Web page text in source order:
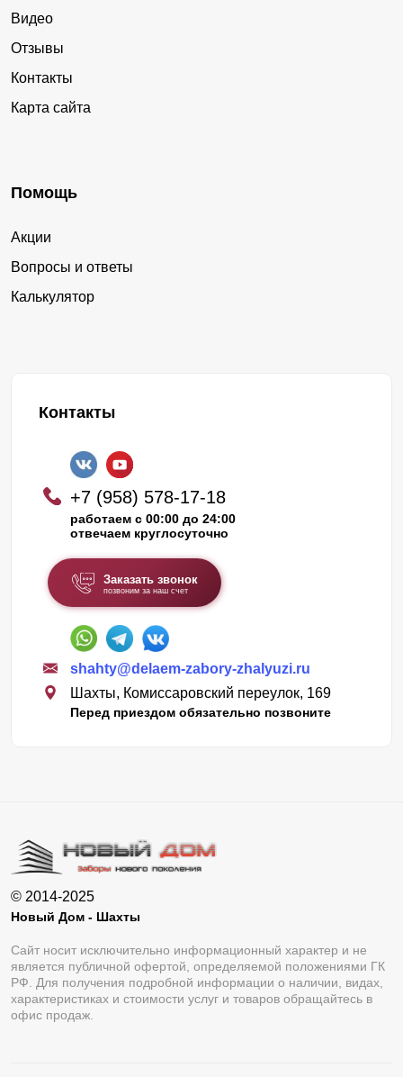
Видео
Отзывы
Контакты
Карта сайта
Помощь
Акции
Вопросы и ответы
Калькулятор
Контакты
+7 (958) 578-17-18
работаем с 00:00 до 24:00
отвечаем круглосуточно
Заказать звонок
позвоним за наш счет
shahty@delaem-zabory-zhalyuzi.ru
Шахты, Комиссаровский переулок, 169
Перед приездом обязательно позвоните
© 2014-2025
Новый Дом - Шахты
Сайт носит исключительно информационный характер и не
является публичной офертой, определяемой положениями ГК
РФ. Для получения подробной информации о наличии, видах,
характеристиках и стоимости услуг и товаров обращайтесь в
офис продаж.